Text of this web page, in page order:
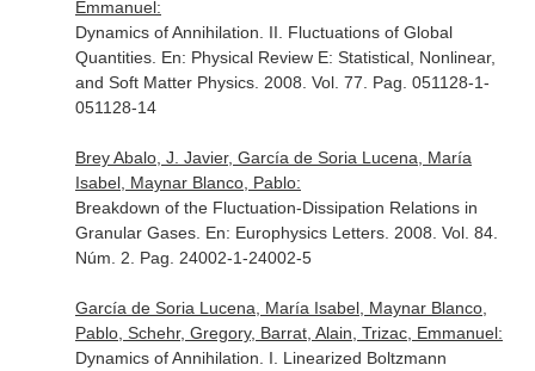
Emmanuel:
Dynamics of Annihilation. II. Fluctuations of Global
Quantities. En: Physical Review E: Statistical, Nonlinear,
and Soft Matter Physics. 2008. Vol. 77. Pag. 051128-1-
051128-14
Brey Abalo, J. Javier, García de Soria Lucena, María
Isabel, Maynar Blanco, Pablo:
Breakdown of the Fluctuation-Dissipation Relations in
Granular Gases. En: Europhysics Letters. 2008. Vol. 84.
Núm. 2. Pag. 24002-1-24002-5
García de Soria Lucena, María Isabel, Maynar Blanco,
Pablo, Schehr, Gregory, Barrat, Alain, Trizac, Emmanuel:
Dynamics of Annihilation. I. Linearized Boltzmann